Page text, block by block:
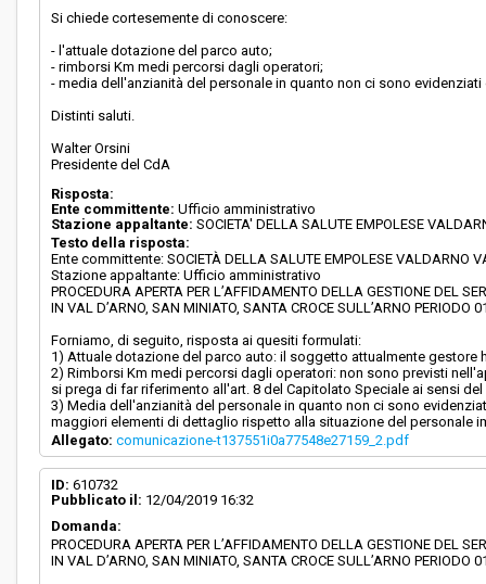
Si chiede cortesemente di conoscere:
- l'attuale dotazione del parco auto;
- rimborsi Km medi percorsi dagli operatori;
- media dell'anzianità del personale in quanto non ci sono
Distinti saluti.
Walter Orsini
Presidente del CdA
Risposta:
Ente committente: Ufficio amministrativo
Stazione appaltante: SOCIETA' DELLA SALUTE EMPOLESE
Testo della risposta:
Ente committente: SOCIETÀ DELLA SALUTE EMPOLESE VALDARNO
Stazione appaltante: Ufficio amministrativo
PROCEDURA APERTA PER L’AFFIDAMENTO DELLA GESTIONE DEL
IN VAL D’ARNO, SAN MINIATO, SANTA CROCE SULL’ARNO
Forniamo, di seguito, risposta ai quesiti formulati:
1) Attuale dotazione del parco auto: il soggetto attualmente
2) Rimborsi Km medi percorsi dagli operatori: non sono previsti
si prega di far riferimento all'art. 8 del Capitolato Speciale ai sensi
3) Media dell'anzianità del personale in quanto non ci sono
maggiori elementi di dettaglio rispetto alla situazione del personale
Allegato: comunicazione-t137551i0a77548e27159_2.pdf
ID: 610732
Pubblicato il: 12/04/2019 16:32
Domanda:
PROCEDURA APERTA PER L’AFFIDAMENTO DELLA GESTIONE DEL
IN VAL D’ARNO, SAN MINIATO, SANTA CROCE SULL’ARNO